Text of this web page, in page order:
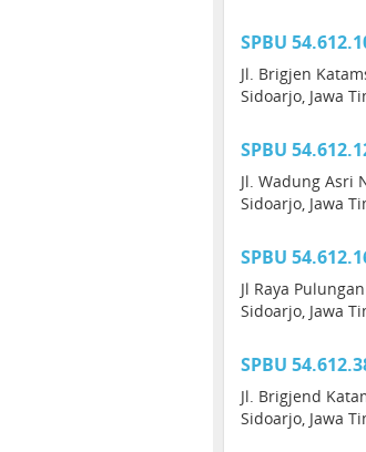
SPBU
Jl. Brigjen
Sidoarjo, Jawa
SPBU
Jl. Wadung Asri
Sidoarjo, Jawa
SPBU
Jl Raya
Sidoarjo, Jawa
SPBU
Jl. Brigjend
Sidoarjo, Jawa